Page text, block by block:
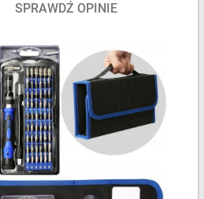
SPRAWDŹ OPINIE